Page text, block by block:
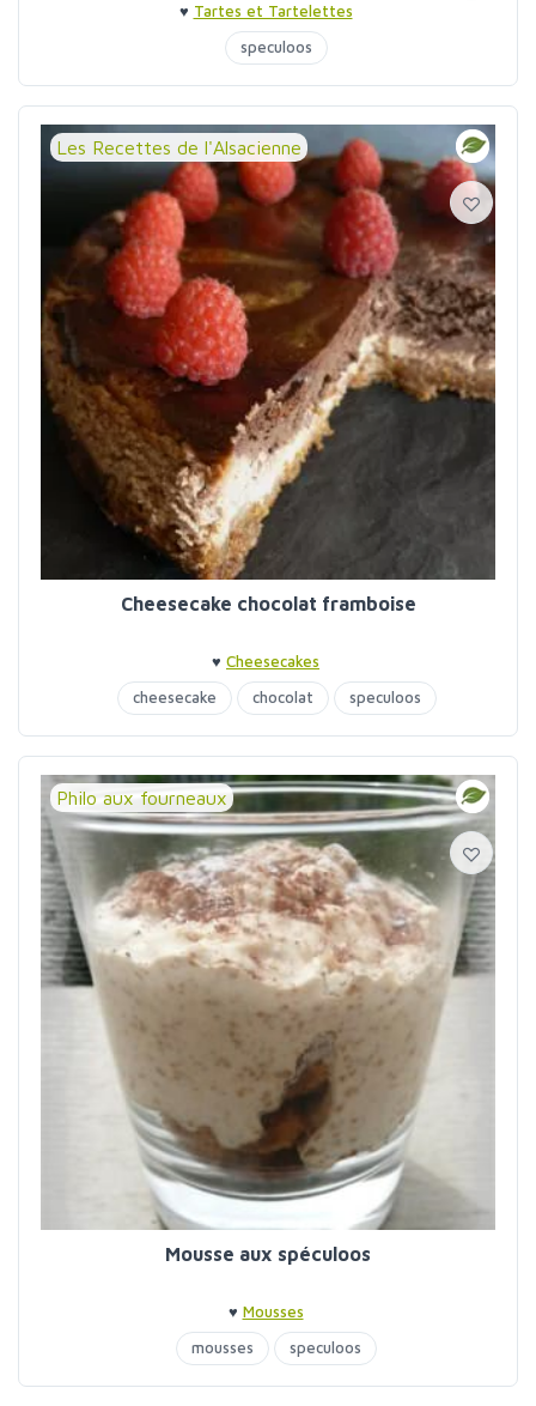
♥ Tartes et Tartelettes
speculoos
Les Recettes de l'Alsacienne
Cheesecake chocolat framboise
♥ Cheesecakes
cheesecake
chocolat speculoos
Philo aux fourneaux
Mousse aux spéculoos
♥ Mousses
mousses
speculoos